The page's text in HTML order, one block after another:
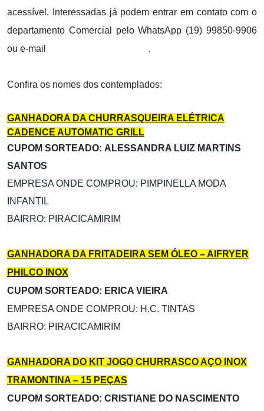
acessível. Interessadas já podem entrar em contato com o
departamento Comercial pelo WhatsApp (19) 99850-9906
ou e-mail
.
Confira os nomes dos contemplados:
GANHADORA DA CHURRASQUEIRA ELÉTRICA
CADENCE AUTOMATIC GRILL
CUPOM SORTEADO: ALESSANDRA LUIZ MARTINS
SANTOS
EMPRESA ONDE COMPROU: PIMPINELLA MODA
INFANTIL
BAIRRO: PIRACICAMIRIM
GANHADORA DA FRITADEIRA SEM ÓLEO – AIFRYER
PHILCO INOX
CUPOM SORTEADO: ERICA VIEIRA
EMPRESA ONDE COMPROU: H.C. TINTAS
BAIRRO: PIRACICAMIRIM
GANHADORA DO KIT JOGO CHURRASCO AÇO INOX
TRAMONTINA – 15 PEÇAS
CUPOM SORTEADO: CRISTIANE DO NASCIMENTO